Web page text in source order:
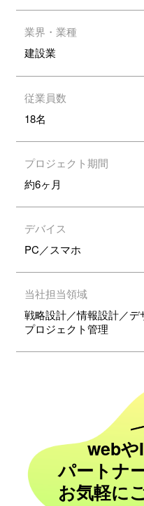
業界・業種
建設業
従業員数
18名
プロジェクト期間
約6ヶ月
デバイス
PC／スマホ
当社担当領域
戦略設計／情報設計／
プロジェクト管理
webや
パートナ
お気軽に